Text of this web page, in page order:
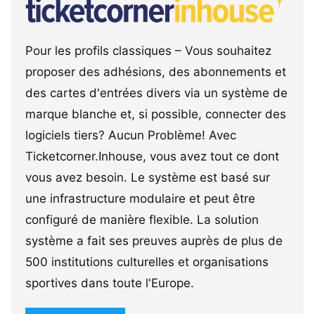
Pour les profils classiques – Vous souhaitez
proposer des adhésions, des abonnements et
des cartes d'entrées divers via un système de
marque blanche et, si possible, connecter des
logiciels tiers? Aucun Problème! Avec
Ticketcorner.Inhouse, vous avez tout ce dont
vous avez besoin. Le système est basé sur
une infrastructure modulaire et peut être
configuré de manière flexible. La solution
système a fait ses preuves auprès de plus de
500 institutions culturelles et organisations
sportives dans toute l'Europe.